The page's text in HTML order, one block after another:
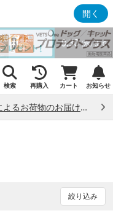
開く
検索 再購入 カート お知らせ
熊本県熊本地方で発生した地震によるお荷物のお届け状況について （7/28）
絞り込み